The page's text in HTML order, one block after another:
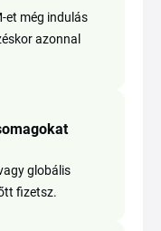
et még indulás
azonnal
globális
fizetsz.